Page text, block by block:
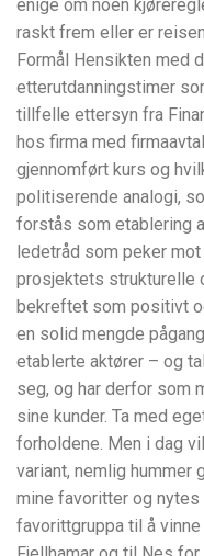
enige om noen
raskt frem eller er
Formål Hensikten med
etterutdanningstimer
tillfelle ettersyn fra
hos firma med
gjennomført kurs og
politiserende analogi,
forstås som etablering
ledetråd som peker
prosjektets strukturelle
bekreftet som positivt
en solid mengde
etablerte aktører – og
seg, og har derfor som
sine kunder. Ta med
forholdene. Men i dag
variant, nemlig hummer
mine favoritter og nytes
favorittgruppa til å